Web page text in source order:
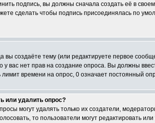
подпись, вы должны сначала создать её в
сделать чтобы подпись присоединялась по
вы создаёте тему (или редактируете первое
у вас нет прав на создание опроса. Вы должны
времени на опрос, 0 означает постоянный
или удалить опрос?
могут удалять только их создатели,
то пользователи могут редактировать